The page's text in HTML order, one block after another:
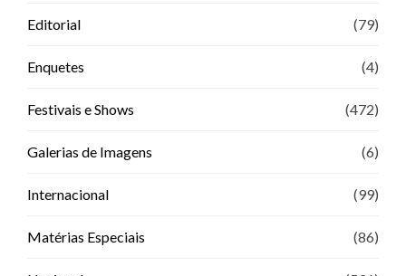
Editorial (79)
Enquetes (4)
Festivais e Shows (472)
Galerias de Imagens (6)
Internacional (99)
Matérias Especiais (86)